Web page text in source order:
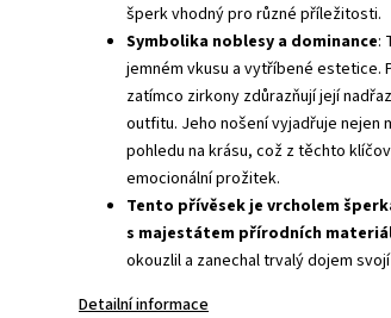
šperk vhodný pro různé příležitosti.
Symbolika noblesy a dominance:
jemném vkusu a vytříbené estetice.
zatímco zirkony zdůrazňují její
outfitu. Jeho nošení vyjadřuje nejen
pohledu na krásu, což z těchto
emocionální prožitek.
Tento přívěsek je vrcholem
s majestátem přírodních
okouzlil a zanechal trvalý dojem
Detailní informace